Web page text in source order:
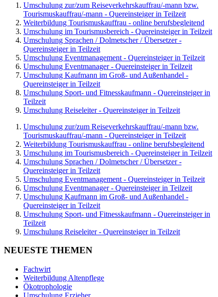
Umschulung zur/zum Reiseverkehrskauffrau/-mann bzw.
Tourismuskauffrau/-mann - Quereinsteiger in Teilzeit
Weiterbildung Tourismuskauffrau - online berufsbegleitend
Umschulung im Tourismusbereich - Quereinsteiger in Teilzeit
Umschulung Sprachen / Dolmetscher / Übersetzer -
Quereinsteiger in Teilzeit
Umschulung Eventmanagement - Quereinsteiger in Teilzeit
Umschulung Eventmanager - Quereinsteiger in Teilzeit
Umschulung Kaufmann im Groß- und Außenhandel -
Quereinsteiger in Teilzeit
Umschulung Sport- und Fitnesskaufmann - Quereinsteiger in
Teilzeit
Umschulung Reiseleiter - Quereinsteiger in Teilzeit
Umschulung zur/zum Reiseverkehrskauffrau/-mann bzw.
Tourismuskauffrau/-mann - Quereinsteiger in Teilzeit
Weiterbildung Tourismuskauffrau - online berufsbegleitend
Umschulung im Tourismusbereich - Quereinsteiger in Teilzeit
Umschulung Sprachen / Dolmetscher / Übersetzer -
Quereinsteiger in Teilzeit
Umschulung Eventmanagement - Quereinsteiger in Teilzeit
Umschulung Eventmanager - Quereinsteiger in Teilzeit
Umschulung Kaufmann im Groß- und Außenhandel -
Quereinsteiger in Teilzeit
Umschulung Sport- und Fitnesskaufmann - Quereinsteiger in
Teilzeit
Umschulung Reiseleiter - Quereinsteiger in Teilzeit
NEUESTE THEMEN
Fachwirt
Weiterbildung Altenpflege
Ökotrophologie